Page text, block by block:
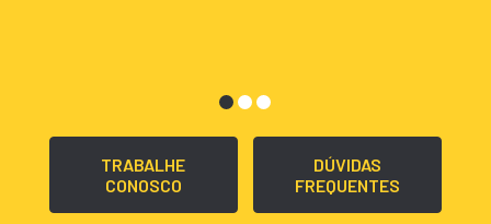
TRABALHE
CONOSCO
DÚVIDAS
FREQUENTES